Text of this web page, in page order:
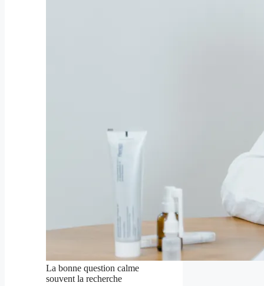
La bonne question calme
souvent la recherche